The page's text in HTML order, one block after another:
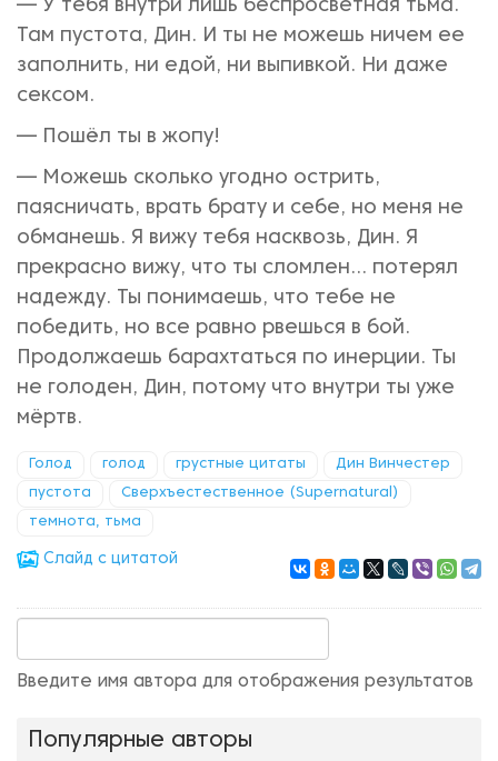
— У тебя внутри лишь беспросветная тьма.
Там пустота, Дин. И ты не можешь ничем ее
заполнить, ни едой, ни выпивкой. Ни даже
сексом.
— Пошёл ты в жопу!
— Можешь сколько угодно острить,
паясничать, врать брату и себе, но меня не
обманешь. Я вижу тебя насквозь, Дин. Я
прекрасно вижу, что ты сломлен... потерял
надежду. Ты понимаешь, что тебе не
победить, но все равно рвешься в бой.
Продолжаешь барахтаться по инерции. Ты
не голоден, Дин, потому что внутри ты уже
мёртв.
Голод голод грустные цитаты Дин Винчестер
пустота Сверхъестественное (Supernatural)
темнота, тьма
Cлайд с цитатой
Введите имя автора для отображения результатов
Популярные авторы